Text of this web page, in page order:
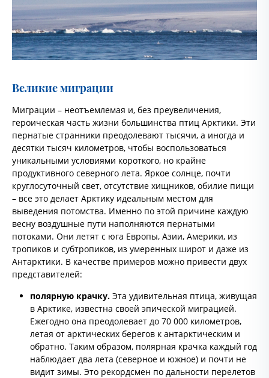
Великие миграции
Миграции – неотъемлемая и, без преувеличения,
героическая часть жизни большинства птиц Арктики. Эти
пернатые странники преодолевают тысячи, а иногда и
десятки тысяч километров, чтобы воспользоваться
уникальными условиями короткого, но крайне
продуктивного северного лета. Яркое солнце, почти
круглосуточный свет, отсутствие хищников, обилие пищи
– все это делает Арктику идеальным местом для
выведения потомства. Именно по этой причине каждую
весну воздушные пути наполняются пернатыми
потоками. Они летят с юга Европы, Азии, Америки, из
тропиков и субтропиков, из умеренных широт и даже из
Антарктики. В качестве примеров можно привести двух
представителей:
полярную крачку. Эта удивительная птица, живущая
в Арктике, известна своей эпической миграцией.
Ежегодно она преодолевает до 70 000 километров,
летая от арктических берегов к антарктическим и
обратно. Таким образом, полярная крачка каждый год
наблюдает два лета (северное и южное) и почти не
видит зимы. Это рекордсмен по дальности перелетов